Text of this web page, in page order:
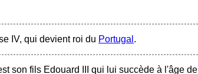
IV, qui devient roi du Portugal .
son fils Edouard III qui lui succède à l'âge de